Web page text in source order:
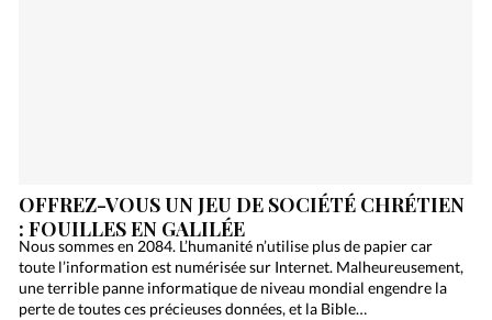
OFFREZ-VOUS UN JEU DE SOCIÉTÉ CHRÉTIEN
: FOUILLES EN GALILÉE
Nous sommes en 2084. L’humanité n’utilise plus de papier car
toute l’information est numérisée sur Internet. Malheureusement,
une terrible panne informatique de niveau mondial engendre la
perte de toutes ces précieuses données, et la Bible…